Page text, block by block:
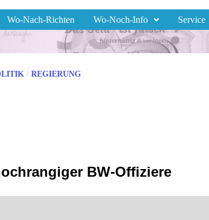
Wo-Nach-Richten Wo-Noch-Info Service
/ REGIERUNG
BW-Offiziere